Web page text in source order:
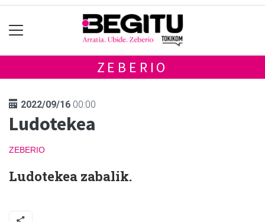
ZEBERIO
2022/09/16 00:00
Ludotekea
ZEBERIO
Ludotekea zabalik.